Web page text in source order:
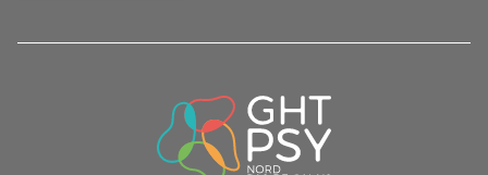
INFORMATIONS